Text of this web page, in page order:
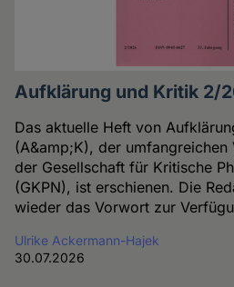
Aufklärung und Kritik 2/
Das aktuelle Heft von
(A&amp;K), der
der Gesellschaft für Kritische
(GKPN), ist erschienen. Die
wieder das Vorwort zur
Ulrike Ackermann-Hajek
30.07.2026